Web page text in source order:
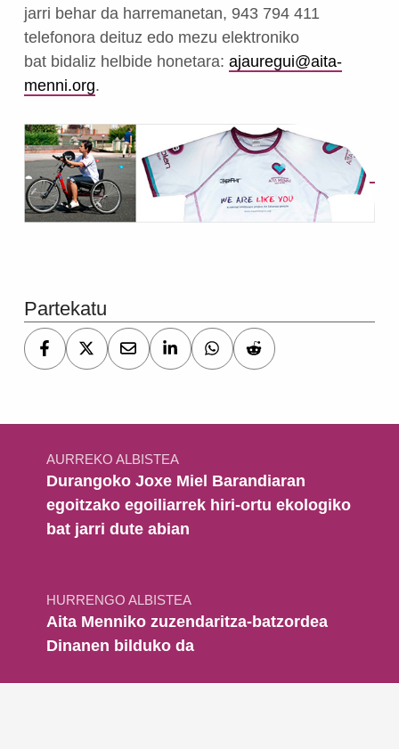
jarri behar da harremanetan, 943 794 411
telefonora deituz edo mezu elektroniko
bat bidaliz helbide honetara: ajauregui@aita-
menni.org.
Partekatu
Bidalketetan zehar nabigatu
AURREKO ALBISTEA
Durangoko Joxe Miel Barandiaran
egoitzako egoiliarrek hiri-ortu ekologiko
bat jarri dute abian
HURRENGO ALBISTEA
Aita Menniko zuzendaritza-batzordea
Dinanen bilduko da